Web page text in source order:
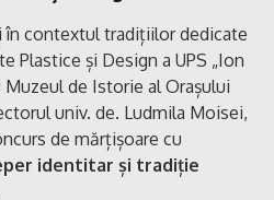
în contextul tradițiilor dedicate
Plastice și Design a UPS „Ion
Muzeul de Istorie al Orașului
univ. de. Ludmila Moisei,
de mărțișoare cu
identitar și tradiție